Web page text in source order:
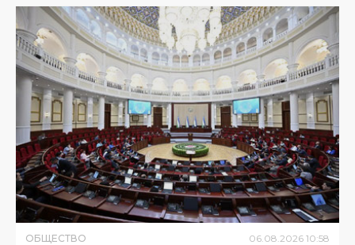
ОБЩЕСТВО 06 08 2026 10:58